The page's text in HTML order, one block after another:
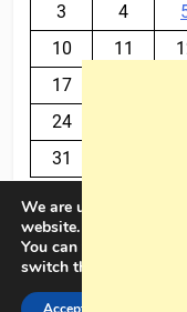
3
4
10
11
17
24
31
BalkanPlus
We are using cookies
website.
You can find out more
switch them off in